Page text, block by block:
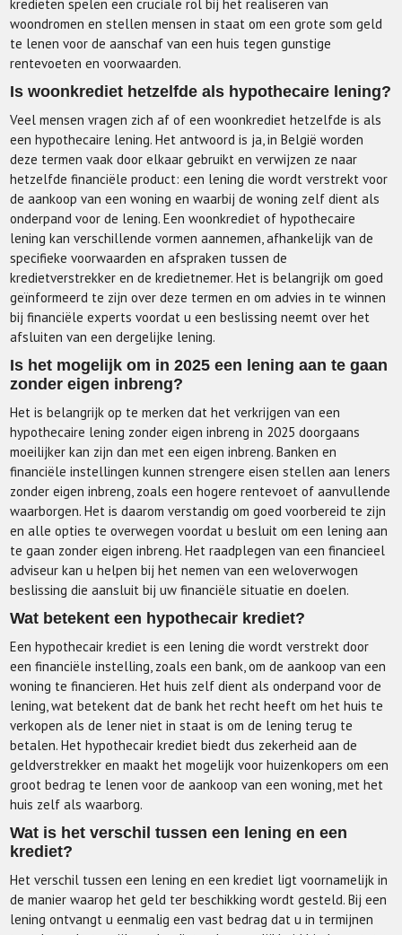
kredieten spelen een cruciale rol bij het realiseren van
woondromen en stellen mensen in staat om een grote som geld
te lenen voor de aanschaf van een huis tegen gunstige
rentevoeten en voorwaarden.
Is woonkrediet hetzelfde als hypothecaire lening?
Veel mensen vragen zich af of een woonkrediet hetzelfde is als
een hypothecaire lening. Het antwoord is ja, in België worden
deze termen vaak door elkaar gebruikt en verwijzen ze naar
hetzelfde financiële product: een lening die wordt verstrekt voor
de aankoop van een woning en waarbij de woning zelf dient als
onderpand voor de lening. Een woonkrediet of hypothecaire
lening kan verschillende vormen aannemen, afhankelijk van de
specifieke voorwaarden en afspraken tussen de
kredietverstrekker en de kredietnemer. Het is belangrijk om goed
geïnformeerd te zijn over deze termen en om advies in te winnen
bij financiële experts voordat u een beslissing neemt over het
afsluiten van een dergelijke lening.
Is het mogelijk om in 2025 een lening aan te gaan
zonder eigen inbreng?
Het is belangrijk op te merken dat het verkrijgen van een
hypothecaire lening zonder eigen inbreng in 2025 doorgaans
moeilijker kan zijn dan met een eigen inbreng. Banken en
financiële instellingen kunnen strengere eisen stellen aan leners
zonder eigen inbreng, zoals een hogere rentevoet of aanvullende
waarborgen. Het is daarom verstandig om goed voorbereid te zijn
en alle opties te overwegen voordat u besluit om een lening aan
te gaan zonder eigen inbreng. Het raadplegen van een financieel
adviseur kan u helpen bij het nemen van een weloverwogen
beslissing die aansluit bij uw financiële situatie en doelen.
Wat betekent een hypothecair krediet?
Een hypothecair krediet is een lening die wordt verstrekt door
een financiële instelling, zoals een bank, om de aankoop van een
woning te financieren. Het huis zelf dient als onderpand voor de
lening, wat betekent dat de bank het recht heeft om het huis te
verkopen als de lener niet in staat is om de lening terug te
betalen. Het hypothecair krediet biedt dus zekerheid aan de
geldverstrekker en maakt het mogelijk voor huizenkopers om een
groot bedrag te lenen voor de aankoop van een woning, met het
huis zelf als waarborg.
Wat is het verschil tussen een lening en een
krediet?
Het verschil tussen een lening en een krediet ligt voornamelijk in
de manier waarop het geld ter beschikking wordt gesteld. Bij een
lening ontvangt u eenmalig een vast bedrag dat u in termijnen